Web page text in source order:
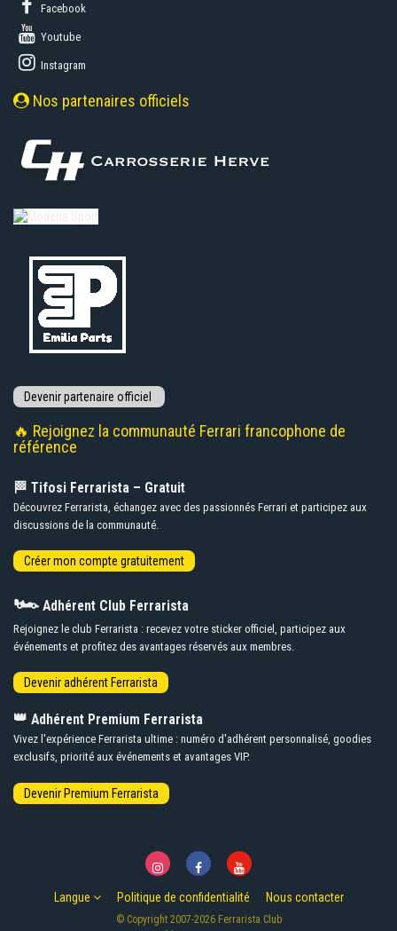
Facebook
Youtube
Instagram
Nos partenaires officiels
🔥 Rejoignez la communauté Ferrari francophone de
référence
🏁 Tifosi Ferrarista – Gratuit
Découvrez Ferrarista, échangez avec des passionnés Ferrari et participez aux
discussions de la communauté.
🏎️ Adhérent Club Ferrarista
Rejoignez le club Ferrarista : recevez votre sticker officiel, participez aux
événements et profitez des avantages réservés aux membres.
👑 Adhérent Premium Ferrarista
Vivez l'expérience Ferrarista ultime : numéro d'adhérent personnalisé, goodies
exclusifs, priorité aux événements et avantages VIP.
Langue Politique de confidentialité Nous contacter
© Copyright 2007-2026 Ferrarista.Club